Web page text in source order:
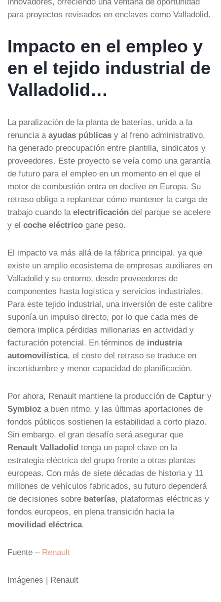
para proyectos revisados en enclaves como Valladolid.
Impacto en el empleo y
en el tejido industrial de
Valladolid…
La paralización de la planta de baterías, unida a la
renuncia a ayudas públicas y al freno administrativo,
ha generado preocupación entre plantilla, sindicatos y
proveedores. Este proyecto se veía como una garantía
de futuro para el empleo en un momento en el que el
motor de combustión entra en declive en Europa. Su
retraso obliga a replantear cómo mantener la carga de
trabajo cuando la electrificación del parque se acelere
y el coche eléctrico gane peso.
El impacto va más allá de la fábrica principal, ya que
existe un amplio ecosistema de empresas auxiliares en
Valladolid y su entorno, desde proveedores de
componentes hasta logística y servicios industriales.
Para este tejido industrial, una inversión de este calibre
suponía un impulso directo, por lo que cada mes de
demora implica pérdidas millonarias en actividad y
facturación potencial. En términos de industria
automovilística, el coste del retraso se traduce en
incertidumbre y menor capacidad de planificación.
Por ahora, Renault mantiene la producción de Captur y
Symbioz a buen ritmo, y las últimas aportaciones de
fondos públicos sostienen la estabilidad a corto plazo.
Sin embargo, el gran desafío será asegurar que
Renault Valladolid tenga un papel clave en la
estrategia eléctrica del grupo frente a otras plantas
europeas. Con más de siete décadas de historia y 11
millones de vehículos fabricados, su futuro dependerá
de decisiones sobre baterías, plataformas eléctricas y
fondos europeos, en plena transición hacia la
movilidad eléctrica.
Fuente – Renault
Imágenes | Renault